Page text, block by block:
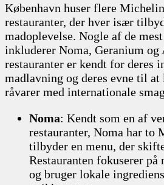
København huser flere
restauranter, der hver især
madoplevelse. Nogle af de
inkluderer Noma, Geranium og
restauranter er kendt for deres
madlavning og deres evne til
råvarer med internationale
Noma: Kendt som en af
restauranter, Noma har to
tilbyder en menu, der
Restauranten fokuserer
og bruger lokale